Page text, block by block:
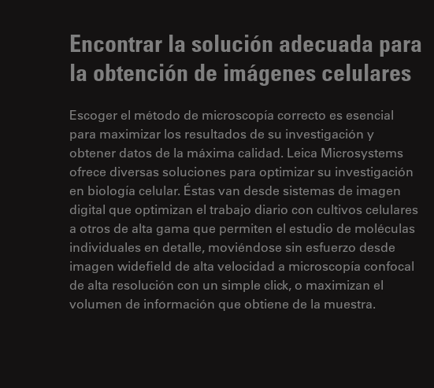
Encontrar la solución adecuada para
la obtención de imágenes celulares
Escoger el método de microscopía correcto es esencial
para maximizar los resultados de su investigación y
obtener datos de la máxima calidad. Leica Microsystems
ofrece diversas soluciones para optimizar su investigación
en biología celular. Éstas van desde sistemas de imagen
digital que optimizan el trabajo diario con cultivos celulares
a otros de alta gama que permiten el estudio de moléculas
individuales en detalle, moviéndose sin esfuerzo desde
imagen widefield de alta velocidad a microscopía confocal
de alta resolución con un simple click, o maximizan el
volumen de información que obtiene de la muestra.